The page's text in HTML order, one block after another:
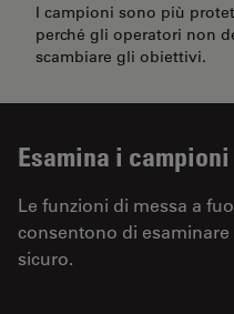
I campioni sono più
perché gli operatori non
scambiare gli obiettivi.
Esamina i
Le funzioni di messa a
consentono di
sicuro.